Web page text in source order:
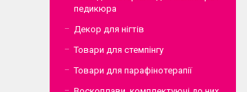
педикюра
Декор для нігтів
Товари для стемпінгу
Товари для парафінотерапії